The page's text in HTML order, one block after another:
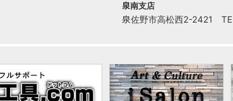
泉南支店
泉佐野市高松西2-2421